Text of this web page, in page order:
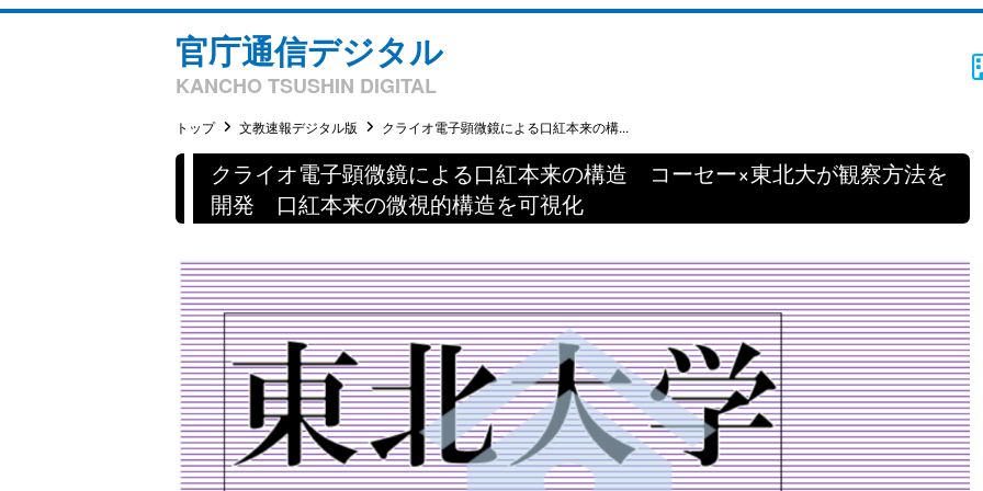
官庁通信デジタル
KANCHO TSUSHIN DIGITAL
トップ 文教速報デジタル版 クライオ電子顕微鏡による口紅本来の構...
クライオ電子顕微鏡による口紅本来の構造 コーセー×東北大が観察方法を
開発 口紅本来の微視的構造を可視化